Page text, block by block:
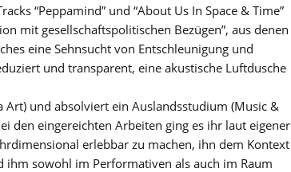
“Peppamind” und “About Us In Space & Time”
mit gesellschaftspolitischen Bezügen”, aus denen
eine Sehnsucht von Entschleunigung und
und transparent, eine akustische Luftdusche
und absolviert ein Auslandsstudium (Music &
den eingereichten Arbeiten ging es ihr laut eigener
erlebbar zu machen, ihn dem Kontext
ihm sowohl im Performativen als auch im Raum